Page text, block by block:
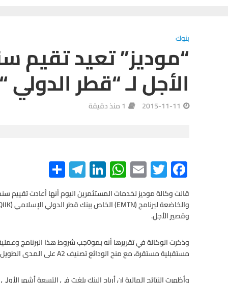
بنوك
“موديز” تعيد تقيم
الأجل لـ “قطر الدولي “
2015-11-11 1 منذ دقيقة
F
ac
e
b
o
o
k
T
wi
tt
er
E
m
ail
W
h
at
A
p
p
Li
n
ke
dI
n
Te
le
gr
a
m
S
h
ar
e
وقصير الأجل.
وذكرت الوكالة في تقريرها أنه بمو0جب
مستقبلية مستقرة، مع منح الودائع تصنيف A2 على المدى الطويل، وتصنيف الائتمان عند الفئة Baa3.